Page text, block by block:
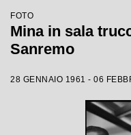
FOTO
Mina in sala
Sanremo
28 GENNAIO 1961 - 06